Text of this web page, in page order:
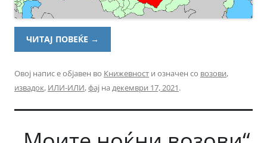
ЧИТАЈ ПОВЕЌЕ →
Овој напис е објавен во Книжевност и означен со возови,
извадок, ИЛИ-ИЛИ,фај на декември 17, 2021.